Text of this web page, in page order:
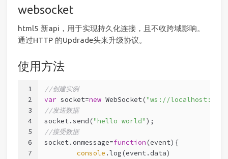
websocket
html5 新api，用于实现持久化连接，且不收跨域影响。
通过HTTP 的Updrade头来升级协议。
使用方法
1
2
3
4
5
6
7
//创建实例
var socket=new WebSocket("ws://
//发送数据
socket.send("hello world");
//接受数据
socket.onmessage=function (event) {
console .log(event.data)